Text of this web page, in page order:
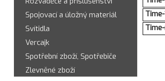
Spojovací a úložný materiál
Svítidla
Vercajk
Spotřební zboží, Spotřebiče
Zlevněné zboží